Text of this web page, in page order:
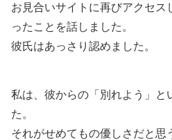
お見合いサイトに再びアクセス
ったことを話しました。
彼氏はあっさり認めました。
私は、彼からの「別れよう」と
た。
それがせめてもの優しさだと思